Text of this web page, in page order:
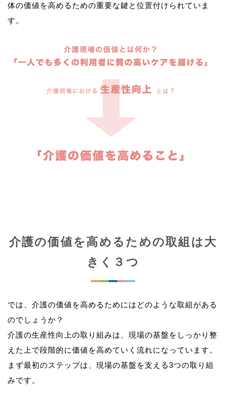
体の価値を高めるための重要な鍵と位置付けられていま
介護の価値を高めるための取組は大
きく３つ
では、介護の価値を高めるためにはどのような取組がある
のでしょうか？
介護の生産性向上の取り組みは、現場の基盤をしっかり整
えた上で段階的に価値を高めていく流れになっています。
まず最初のステップは、現場の基盤を支える3つの取り組